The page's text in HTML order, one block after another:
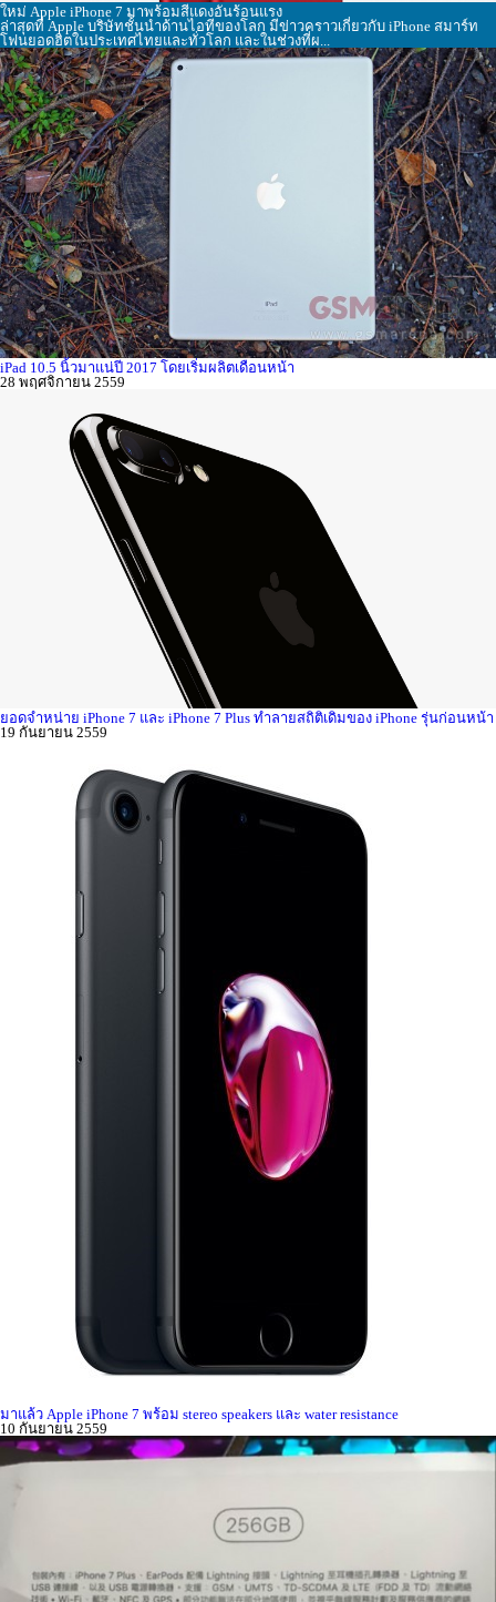
ใหม่ Apple iPhone 7 มาพร้อมสีแดงอันร้อนแรง
ล่าสุดที่ Apple บริษัทชั้นนำด้านไอทีของโลก มีข่าวคราวเกี่ยวกับ iPhone สมาร์ท
โฟนยอดฮิตในประเทศไทยและทั่วโลก และในช่วงที่ผ...
iPad 10.5 นิ้วมาแน่ปี 2017 โดยเริ่มผลิตเดือนหน้า
28 พฤศจิกายน 2559
ยอดจำหน่าย iPhone 7 และ iPhone 7 Plus ทำลายสถิติเดิมของ iPhone รุ่นก่อนหน้า
19 กันยายน 2559
มาแล้ว Apple iPhone 7 พร้อม stereo speakers และ water resistance
10 กันยายน 2559